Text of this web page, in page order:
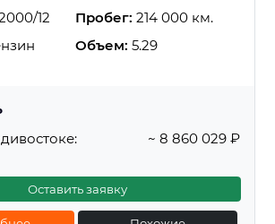
12 Пробег: 214 000 км.
Объем: 5.29
~ 8 860 029 ₽
Оставить заявку